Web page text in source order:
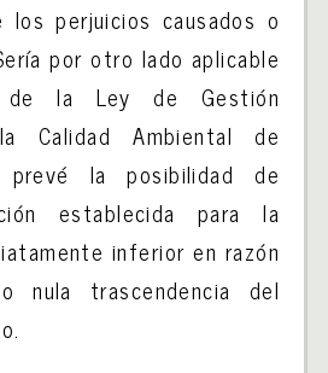
los perjuicios causados o
por otro lado aplicable
la Ley de Gestión
Calidad Ambiental de
prevé la posibilidad de
establecida para la
inferior en razón
nula trascendencia del